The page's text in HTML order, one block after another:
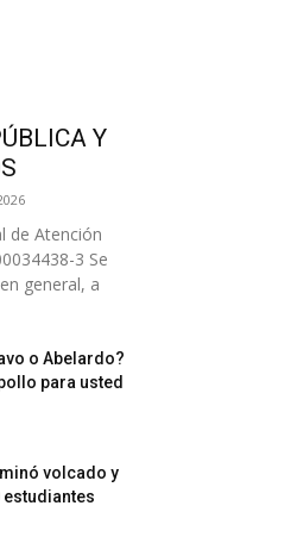
Y
de Atención
3 Se
general, a
o Abelardo?
para usted
volcado y
estudiantes